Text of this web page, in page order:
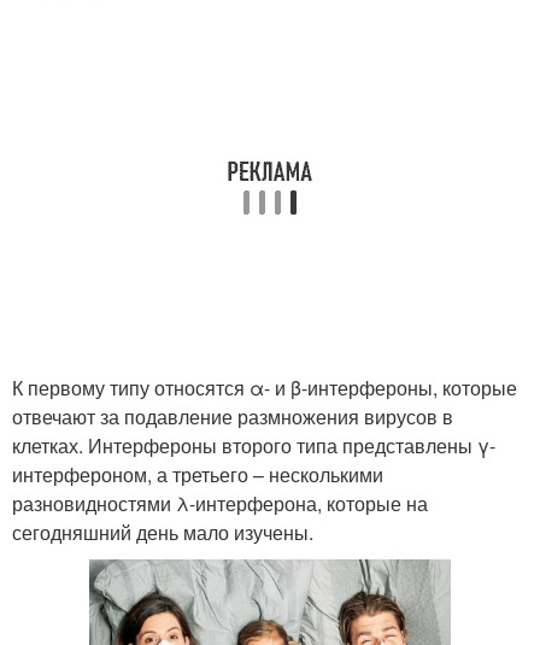
К первому типу относятся α- и β-интерфероны, которые
отвечают за подавление размножения вирусов в
клетках. Интерфероны второго типа представлены γ-
интерфероном, а третьего – несколькими
разновидностями λ-интерферона, которые на
сегодняшний день мало изучены.